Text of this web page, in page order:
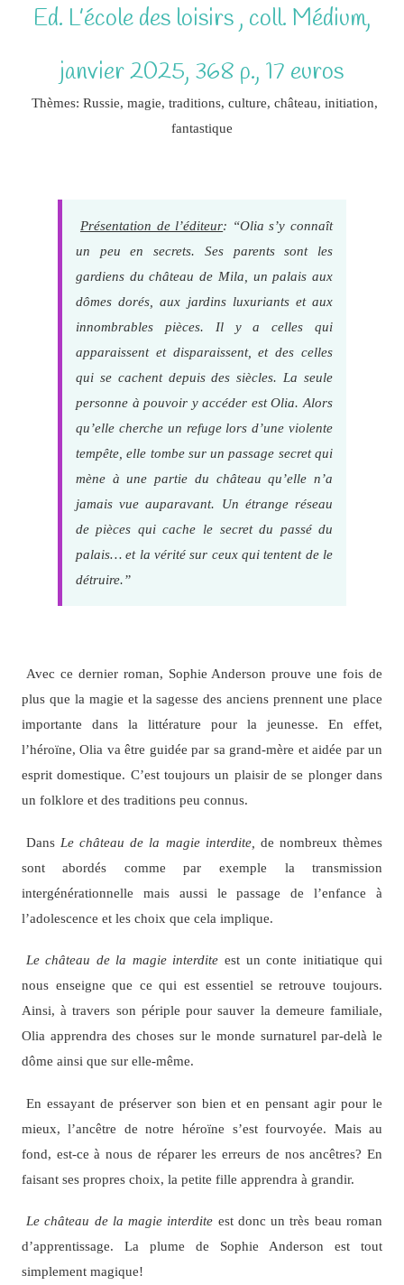
Ed. L’école des loisirs , coll. Médium,
janvier 2025, 368 p., 17 euros
Thèmes: Russie, magie, traditions, culture, château, initiation,
fantastique
Présentation de l’éditeur: “Olia s’y connaît
un peu en secrets. Ses parents sont les
gardiens du château de Mila, un palais aux
dômes dorés, aux jardins luxuriants et aux
innombrables pièces. Il y a celles qui
apparaissent et disparaissent, et des celles
qui se cachent depuis des siècles. La seule
personne à pouvoir y accéder est Olia. Alors
qu’elle cherche un refuge lors d’une violente
tempête, elle tombe sur un passage secret qui
mène à une partie du château qu’elle n’a
jamais vue auparavant. Un étrange réseau
de pièces qui cache le secret du passé du
palais… et la vérité sur ceux qui tentent de le
détruire.”
Avec ce dernier roman, Sophie Anderson prouve une fois de
plus que la magie et la sagesse des anciens prennent une place
importante dans la littérature pour la jeunesse. En effet,
l’héroïne, Olia va être guidée par sa grand-mère et aidée par un
esprit domestique. C’est toujours un plaisir de se plonger dans
un folklore et des traditions peu connus.
Dans Le château de la magie interdite, de nombreux thèmes
sont abordés comme par exemple la transmission
intergénérationnelle mais aussi le passage de l’enfance à
l’adolescence et les choix que cela implique.
Le château de la magie interditeest un conte initiatique qui
nous enseigne que ce qui est essentiel se retrouve toujours.
Ainsi, à travers son périple pour sauver la demeure familiale,
Olia apprendra des choses sur le monde surnaturel par-delà le
dôme ainsi que sur elle-même.
En essayant de préserver son bien et en pensant agir pour le
mieux, l’ancêtre de notre héroïne s’est fourvoyée. Mais au
fond, est-ce à nous de réparer les erreurs de nos ancêtres? En
faisant ses propres choix, la petite fille apprendra à grandir.
Le château de la magie interdite est donc un très beau roman
d’apprentissage. La plume de Sophie Anderson est tout
simplement magique!